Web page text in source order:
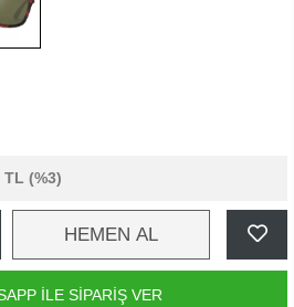
TL (%3)
HEMEN AL
İLE SİPARİŞ VER